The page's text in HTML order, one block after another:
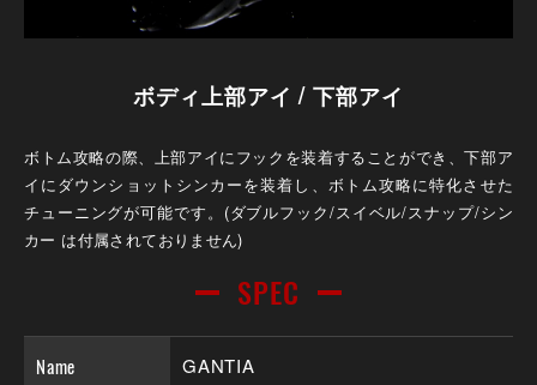
ボディ上部アイ / 下部アイ
ボトム攻略の際、上部アイにフックを装着することができ、下部ア
イにダウンショットシンカーを装着し、ボトム攻略に特化させた
チューニングが可能です。(ダブルフック/スイベル/スナップ/シン
カー は付属されておりません)
SPEC
Name GANTIA